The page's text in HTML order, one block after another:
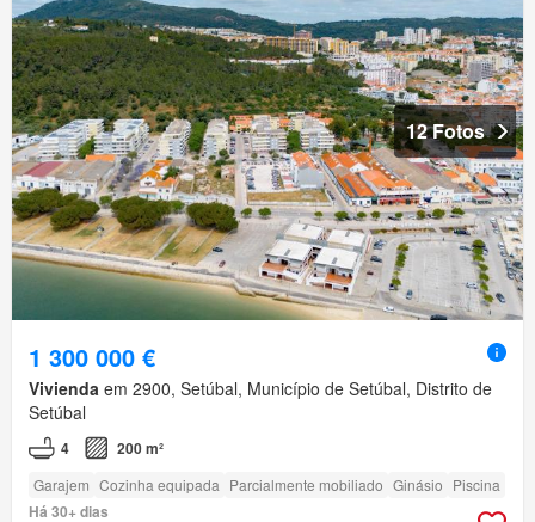
12 Fotos
1 300 000 €
Vivienda em 2900, Setúbal, Município de Setúbal, Distrito de
Setúbal
4 200 m²
Garajem Cozinha equipada Parcialmente mobiliado Ginásio Piscina
Há 30+ dias